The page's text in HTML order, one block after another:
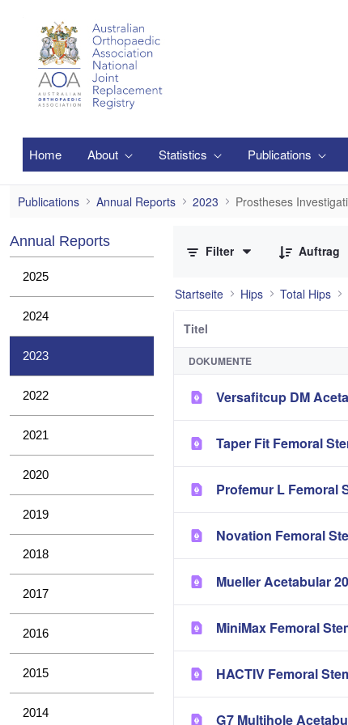
Home About Statistics Publications
Prostheses Investigations
Publications Annual Reports 2023 Prostheses
Annual Reports
2025
2024
2023
2022
2021
2020
2019
2018
2017
2016
2015
2014
Filter
Auftrag
Startseite Hips Total Hips
Titel
DOKUMENTE
Versafitcup DM
Taper Fit Femoral
Profemur L Femoral
Novation Femoral
Mueller Acetabular
MiniMax Femoral
HACTIV Femoral
G7 Multihole